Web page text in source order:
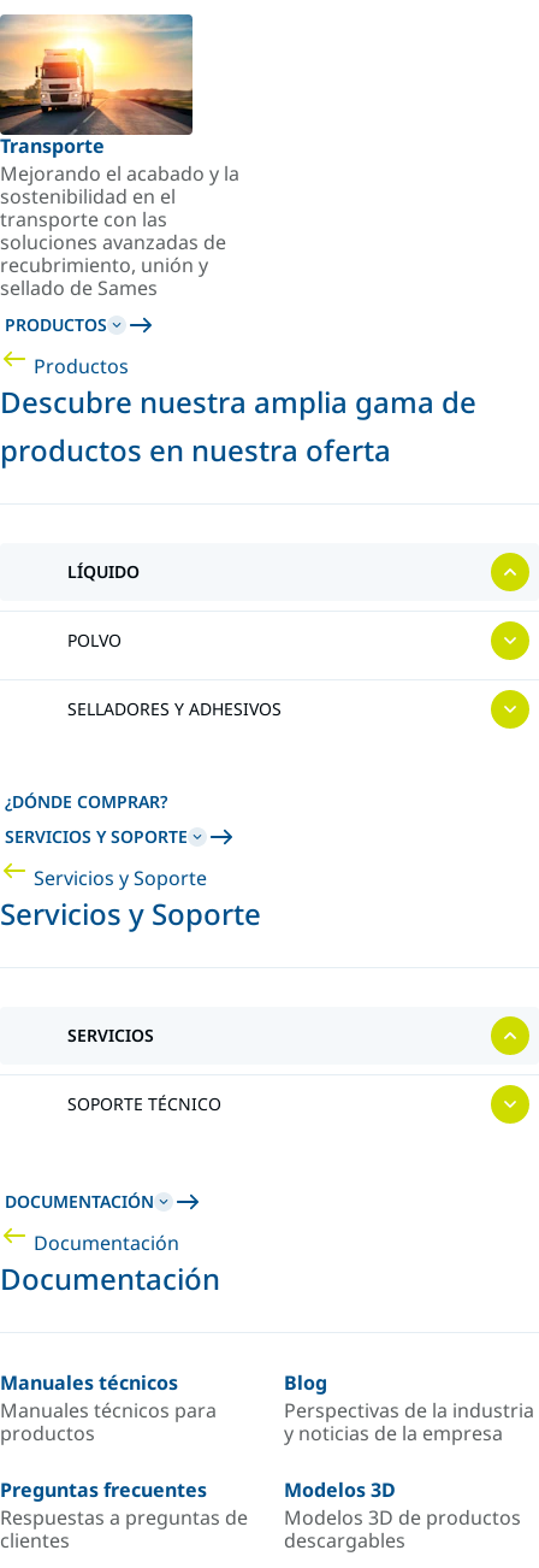
Transporte
Mejorando el acabado y la
sostenibilidad en el
transporte con las
soluciones avanzadas de
recubrimiento, unión y
sellado de Sames
PRODUCTOS
Productos
Descubre nuestra amplia gama de
productos en nuestra oferta
LÍQUIDO
POLVO
SELLADORES Y ADHESIVOS
¿DÓNDE COMPRAR?
SERVICIOS Y SOPORTE
Servicios y Soporte
Servicios y Soporte
SERVICIOS
SOPORTE TÉCNICO
DOCUMENTACIÓN
Documentación
Documentación
Manuales técnicos
Manuales técnicos para
productos
Blog
Perspectivas de la industria
y noticias de la empresa
Preguntas frecuentes
Respuestas a preguntas de
clientes
Modelos 3D
Modelos 3D de productos
descargables